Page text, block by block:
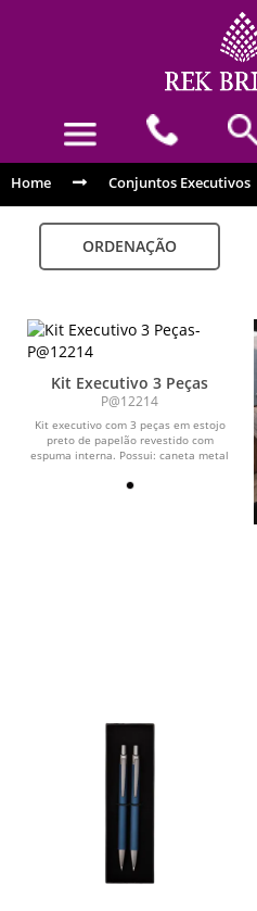
Home Conjuntos Executivos
ORDENAÇÃO
Kit Executivo 3 Peças
P@12214
Kit executivo com 3 peças em estojo
preto de papelão revestido com
espuma interna. Possui: caneta metal